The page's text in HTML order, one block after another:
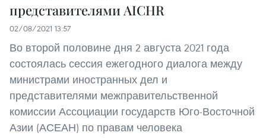
представителями AICHR
02/08/2021 13:57
Во второй половине дня 2 августа 2021 года
состоялась сессия ежегодного диалога между
министрами иностранных дел и
представителями межправительственной
комиссии Ассоциации государств Юго-Восточной
Азии (АСЕАН) по правам человека